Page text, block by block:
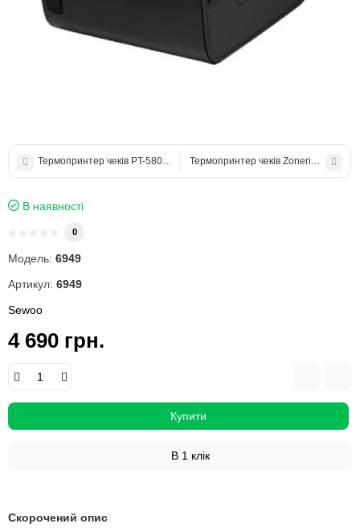
Термопринтер чеків PT-5801 USBТермопринтер чеків Zonerich AB-58C
В наявності
0
Модель: 6949
Артикул: 6949
Sewoo
4 690 грн.
Купити
В 1 клік
Скорочений опис